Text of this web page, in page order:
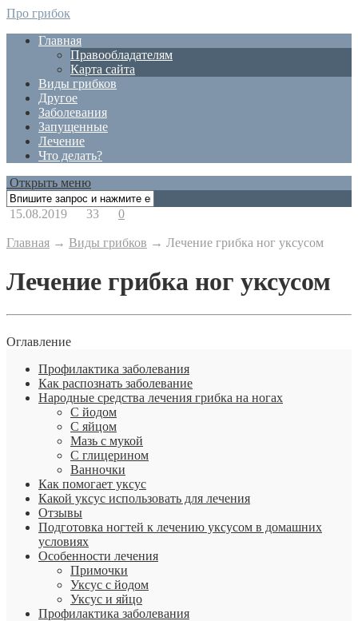
Про грибок
Главная
Правообладателям
Карта сайта
Виды грибков
Другое
Заболевания
Запущенные
Лечение
Что делать?
Открыть меню
15.08.2019 33 0
Главная → Виды грибков → Лечение грибка ног уксусом
Лечение грибка ног уксусом
Оглавление
Профилактика заболевания
Как распознать заболевание
Народные средства лечения грибка на ногах
С йодом
С яйцом­
Мазь с мукой
С глицерином
Ванночки
Как помогает уксус
Какой уксус использовать для лечения
Отзывы
Подготовка ногтей к лечению уксусом в домашних
условиях
Особенности лечения
Примочки
Уксус с йодом
Уксус и яйцо
Профилактика заболевания